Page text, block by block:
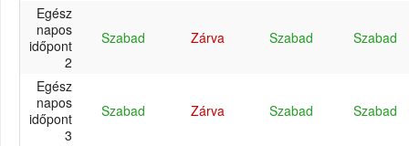
Egész
napos
időpont
2
Szabad Zárva Szabad Szabad
Egész
napos
időpont
3
Szabad Zárva Szabad Szabad